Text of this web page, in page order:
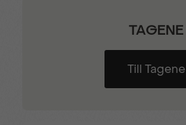
TAGENE
Till Tagene